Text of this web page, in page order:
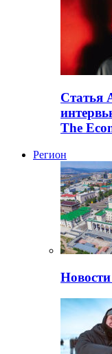
Статья
The
Регион